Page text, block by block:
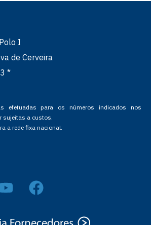
I
de Cerveira
*
efetuadas para os números indicados nos
sujeitas a custos.
a rede fixa nacional.